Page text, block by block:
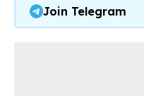
Join Telegram